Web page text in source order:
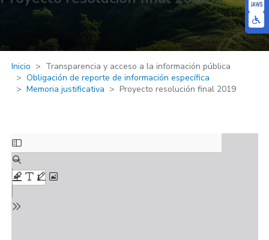
Inicio
Transparencia y acceso a la información pública
Obligación de reporte de información específica
Memoria justificativa
Proyecto resolución final 2019